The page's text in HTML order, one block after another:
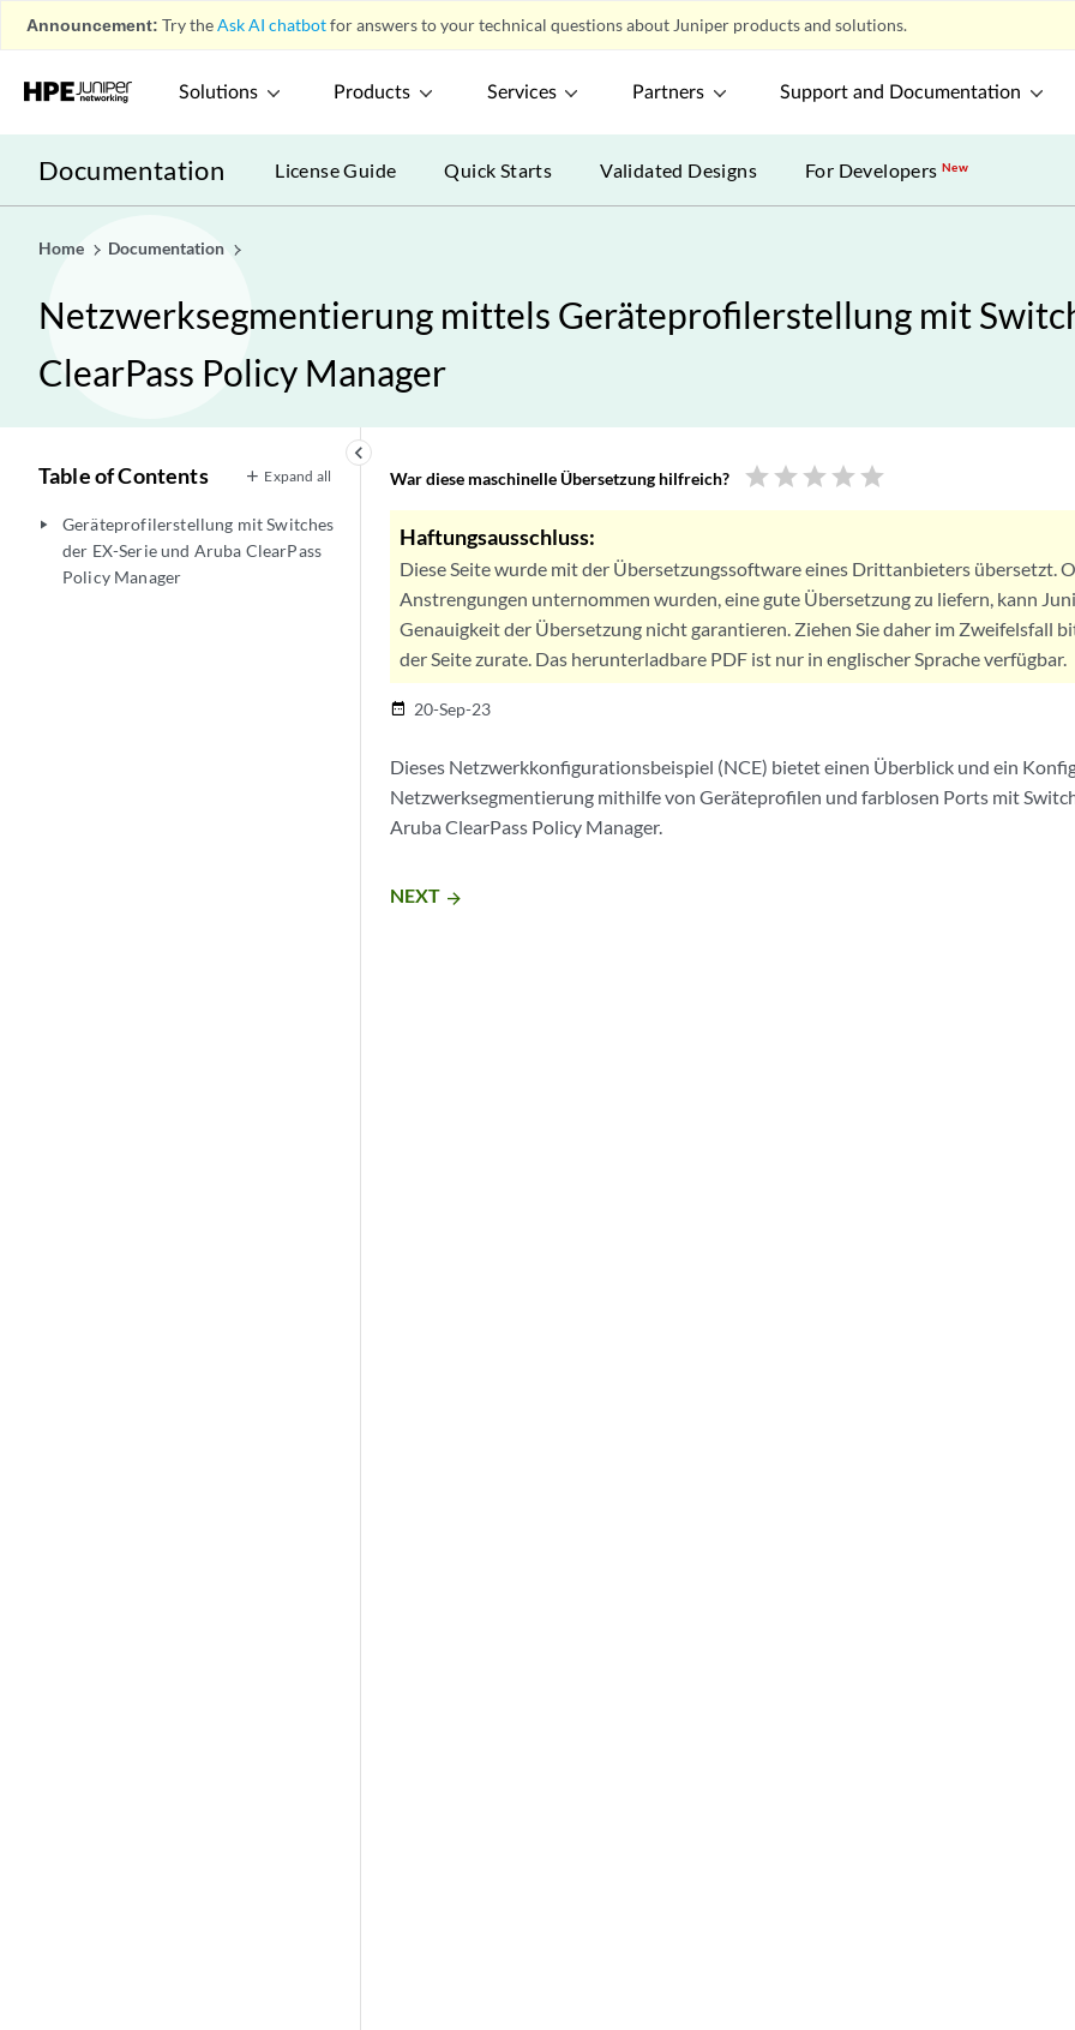
Announcement: Try theAsk AI chatbotfor answers to your technical questions about Juniper products and solutions.
Solutions Products Services Partners Support and Documentation
Documentation License Guide Quick Starts Validated Designs For DevelopersNew
Home Documentation
Netzwerksegmentierung mittels Geräteprofilerstellung mit
ClearPass Policy Manager
keyboard_arrow_left
Table of Contents Expand all
play_arrow
Geräteprofilerstellung mit Switches
der EX-Serie und Aruba ClearPass
Policy Manager
War diese maschinelle Übersetzung hilfreich? star star star star star
Haftungsausschluss:
Diese Seite wurde mit der Übersetzungssoftware eines Drittanbieters übersetzt.
Anstrengungen unternommen wurden, eine gute Übersetzung zu liefern, kann
Genauigkeit der Übersetzung nicht garantieren. Ziehen Sie daher im Zweifelsfall
der Seite zurate. Das herunterladbare PDF ist nur in englischer Sprache verfügbar.
date_range 20-Sep-23
Dieses Netzwerkkonfigurationsbeispiel (NCE) bietet einen Überblick und ein
Netzwerksegmentierung mithilfe von Geräteprofilen und farblosen Ports mit
Aruba ClearPass Policy Manager.
NEXT arrow_forward